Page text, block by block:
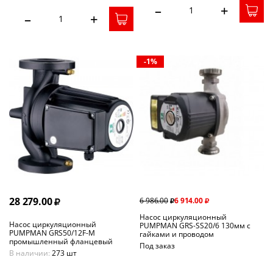
– + – +
28 279.00
Насос циркуляционный
PUMPMAN GRS50/12F-М
промышленный фланцевый
В наличии: 273 шт
6 986.00 6 914.00
Насос циркуляционный
PUMPMAN GRS-SS20/6 130мм с
гайками и проводом
Под заказ
-1%